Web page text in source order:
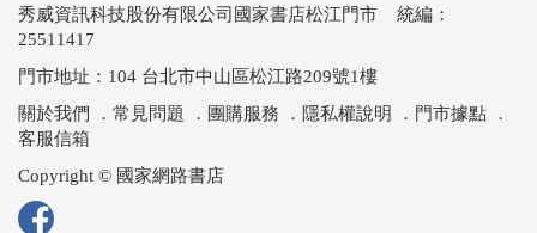
秀威資訊科技股份有限公司國家書店松江門市 統編：
25511417
門市地址：104 台北市中山區松江路209號1樓
關於我們
． 常見問題 ． 團購服務 ． 隱私權說明 ． 門市據點 ．
客服信箱
Copyright © 國家網路書店